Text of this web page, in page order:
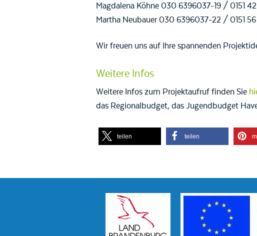
Magdalena Köhne 030 6396037-19 / 0151
Martha Neubauer 030 6396037-22 / 0151
Wir freuen uns auf Ihre spannenden
Weitere Infos
Weitere Infos zum Projektaufruf finden Sie
das Regionalbudget, das Jugendbudget
teilen teilen